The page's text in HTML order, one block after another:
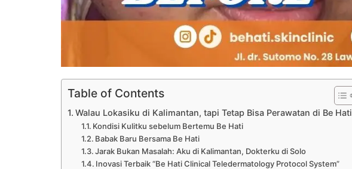
Table of Contents
Walau Lokasiku di Kalimantan, tapi Tetap Bisa Perawatan di Be Hati
Kondisi Kulitku sebelum Bertemu Be Hati
Babak Baru Bersama Be Hati
Jarak Bukan Masalah: Aku di Kalimantan, Dokterku di Solo
Inovasi Terbaik “Be Hati Clinical Teledermatology Protocol System”